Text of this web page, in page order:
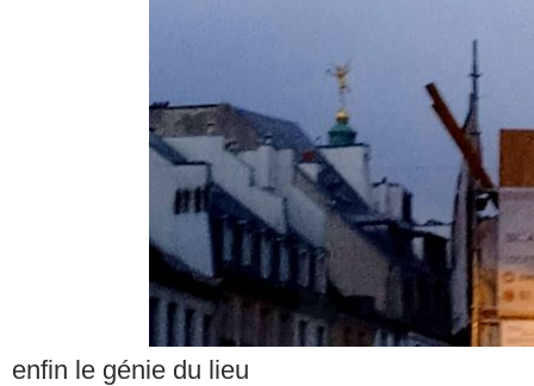
enfin le génie du lieu